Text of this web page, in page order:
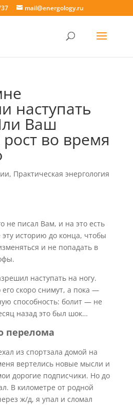
mail@energology.ru
наступать
Ваш
во время
, Практическая энергология
не писал Вам, и на это есть
историю до конца, чтобы
и не попадать в
наступать на ногу.
скоро снимут, а пока —
способность: болит — не
назад это был шок…
перелома
из спортзала домой на
вертелись новые мысли и
дорогие подписчики. Но до
В километре от родной
ж/д, я упал и сломал